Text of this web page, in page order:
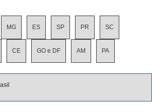
MG ES SP PR SC
CE GO e DF AM PA